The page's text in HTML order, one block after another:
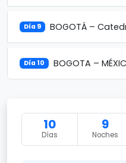
Día 9 BOGOTÁ –
Día 10 BOGOTA –
10
Días
9
Noches